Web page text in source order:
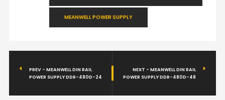
MEANWELL POWER SUPPLY
PREV - MEANWELL DIN RAIL
POWER SUPPLY DDR-480D-24
NEXT - MEANWELL DIN RAIL
POWER SUPPLY DDR-480D-48